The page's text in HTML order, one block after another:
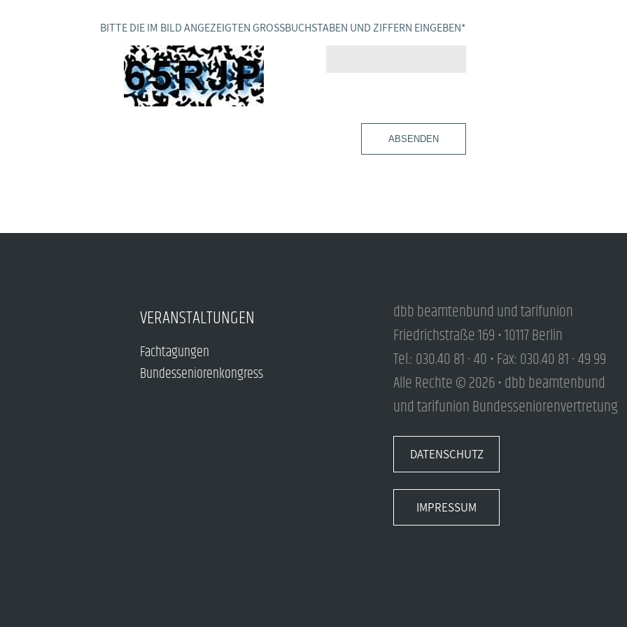
BITTE DIE IM BILD ANGEZEIGTEN GROSSBUCHSTABEN UND ZIFFERN EINGEBEN *
ABSENDEN
VERANSTALTUNGEN
Fachtagungen
Bundesseniorenkongress
dbb beamtenbund und tarifunion
Friedrichstraße 169 • 10117 Berlin
Tel.: 030.40 81 - 40 • Fax: 030.40 81 - 49 99
Alle Rechte © 2026 • dbb beamtenbund
und tarifunion Bundesseniorenvertretung
DATENSCHUTZ
IMPRESSUM